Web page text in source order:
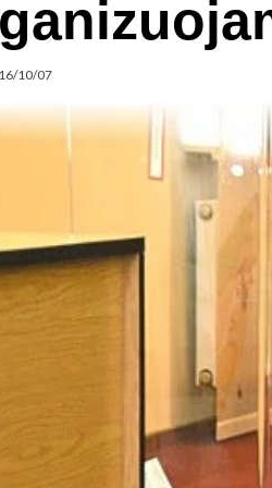
10/07